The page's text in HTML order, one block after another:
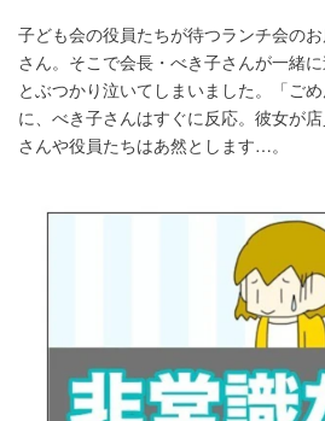
子ども会の役員たちが待つランチ会の
さん。そこで会長・べき子さんが一緒
とぶつかり泣いてしまいました。「ご
に、べき子さんはすぐに反応。彼女が
さんや役員たちはあ然とします…。